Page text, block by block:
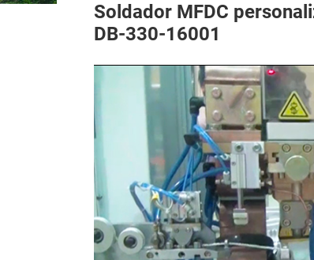
Soldador MFDC
DB-330-16001